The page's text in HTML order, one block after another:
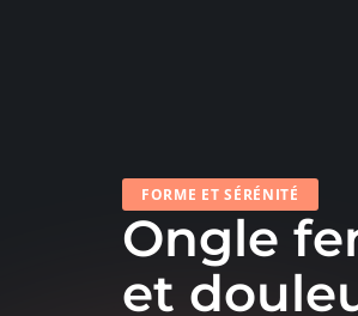
FORME ET SÉRÉNITÉ
Ongle
et